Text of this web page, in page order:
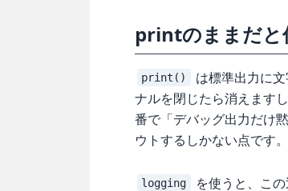
printのままだと
print()
は標準出力に
ナルを閉じたら消えます
番で「デバッグ出力だけ
ウトするしかない点です。
logging を使うと、こ